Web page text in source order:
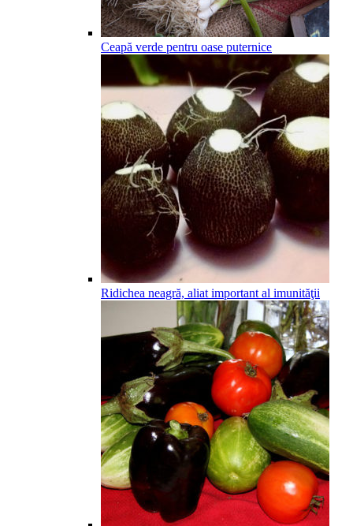
Ceapă verde pentru oase puternice
Ridichea neagră, aliat important al imunităţii